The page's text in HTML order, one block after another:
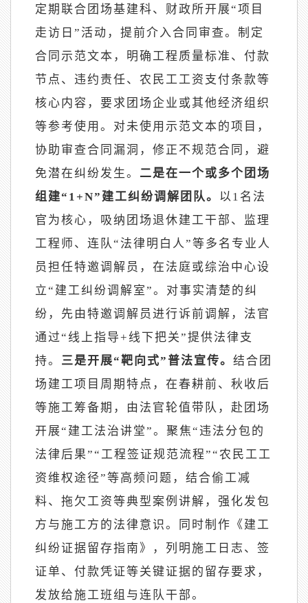
定期联合团场基建科、财政所开展“项目
走访日”活动，提前介入合同审查。制定
合同示范文本，明确工程质量标准、付款
节点、违约责任、农民工工资支付条款等
核心内容，要求团场企业或其他经济组织
等参考使用。对未使用示范文本的项目，
协助审查合同漏洞，修正不规范合同，避
免潜在纠纷发生。 二是在一个或多个团场
组建“1+N”建工纠纷调解团队。 以 1名法
官为核心，吸纳团场退休建工干部、监理
工程师、连队“法律明白人”等多名专业人
员担任特邀调解员，在法庭或综治中心设
立“建工纠纷调解室”。对事实清楚的纠
纷，先由特邀调解员进行诉前调解，法官
通过“线上指导+线下把关”提供法律支
持。 三是开展“靶向式”普法宣传。 结合团
场建工项目周期特点，在春耕前、秋收后
等施工筹备期，由法官轮值带队，赴团场
开展“建工法治讲堂”。聚焦“违法分包的
法律后果”“工程签证规范流程”“农民工工
资维权途径”等高频问题，结合偷工减
料、拖欠工资等典型案例讲解，强化发包
方与施工方的法律意识。同时制作《建工
纠纷证据留存指南》，列明施工日志、签
证单、付款凭证等关键证据的留存要求，
发放给施工班组与连队干部。